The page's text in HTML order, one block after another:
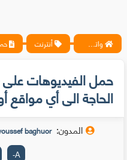
واتس آب ، فيسبوك ، أنترنت ، شروحات تقنية حصرية - المحترف أنترنت حمل الفيديوهات على
حمل الفيديوهات
الحاجة الى أي مواقع
المدون: baghuor
A
-